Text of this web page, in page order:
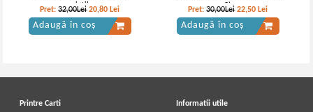
parintilor
Pret:32,00Lei 20,80 Lei
Adaugă în coș
3)
Pret:30,00Lei 22,50 Lei
Adaugă în coș
Printre Carti Informatii utile